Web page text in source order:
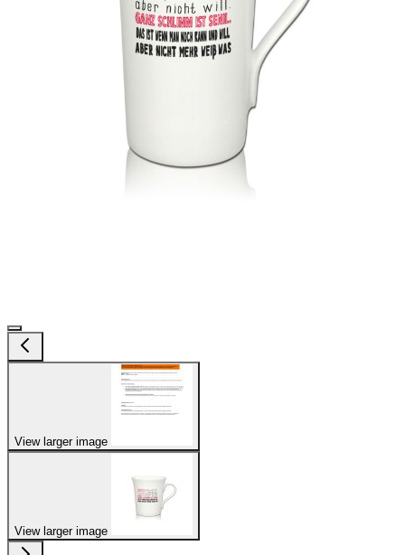
View larger image
View larger image